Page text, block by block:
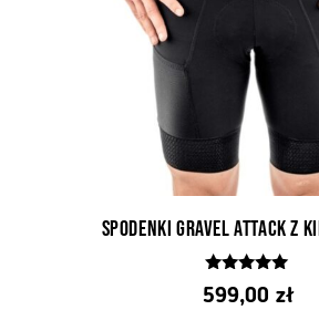
Spodenki Gravel Attack z
5.00
z 5
599,00 zł